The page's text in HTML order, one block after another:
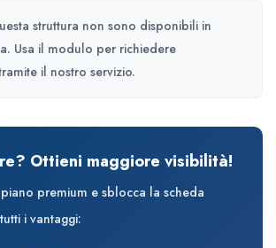
struttura non sono disponibili in
Usa il modulo per richiedere
il nostro servizio.
Ottieni maggiore visibilità!
premium e sblocca la scheda
i vantaggi: